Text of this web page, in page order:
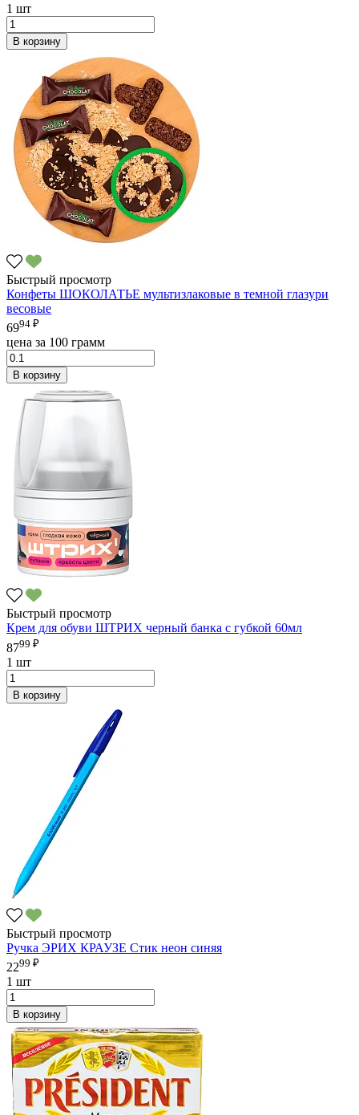
1 шт
В корзину
Быстрый просмотр
Конфеты ШОКОЛАТЬЕ мультизлаковые в темной глазури
весовые
6994 ₽
цена за 100 грамм
В корзину
Быстрый просмотр
Крем для обуви ШТРИХ черный банка с губкой 60мл
8799 ₽
1 шт
В корзину
Быстрый просмотр
Ручка ЭРИХ КРАУЗЕ Стик неон синяя
2299 ₽
1 шт
В корзину